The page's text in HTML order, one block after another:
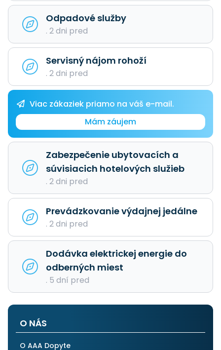
Odpadové služby
. 2 dni pred
Servisný nájom rohoží
. 2 dni pred
Viac zákaziek priamo na váš e-mail.
Mám záujem
Zabezpečenie ubytovacích a
súvisiacich hotelových služieb
. 2 dni pred
Prevádzkovanie výdajnej jedálne
. 2 dni pred
Dodávka elektrickej energie do
odberných miest
. 5 dní pred
O NÁS
O AAA Dopyte